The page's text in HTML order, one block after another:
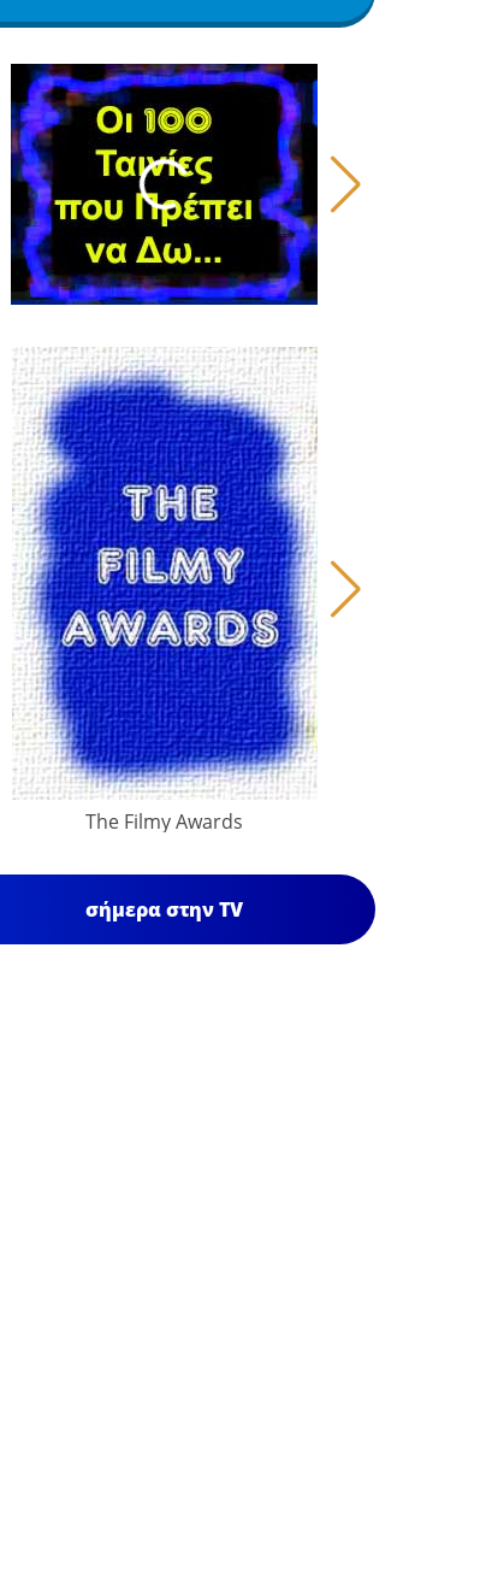
The Filmy Awards
σήμερα στην TV